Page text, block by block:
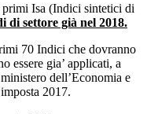
Isa (Indici sintetici di
di settore già nel 2018.
70 Indici che dovranno
essere gia’ applicati, a
dell’Economia e
2017.